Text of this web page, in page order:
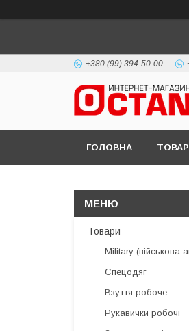
+380 (99) 394-50-00
ГОЛОВНА
Товари
Military (військова
Спецодяг
Взуття робоче
Рукавички робочі